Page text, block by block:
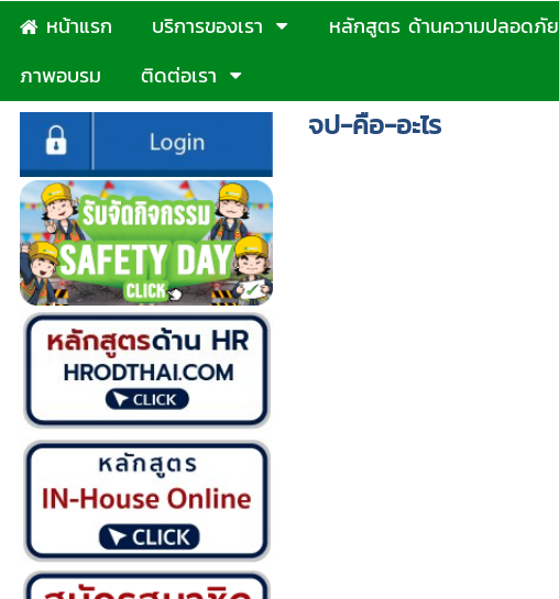
หน้าแรก บริการของเรา หลักสูตร ด้านความปลอดภัย
ภาพอบรม
ติดต่อเรา
จป-คือ-อะไร